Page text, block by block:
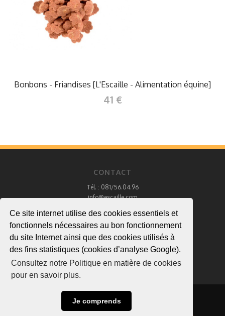
Ce site internet utilise des cookies essentiels et
fonctionnels nécessaires au bon fonctionnement
du site Internet ainsi que des cookies utilisés à
des fins statistiques (cookies d’analyse Google).
Consultez notre Politique en matière de cookies
pour en savoir plus.
Je comprends
Bonbons - Friandises [L'Escaille - Alimentation équine]
41 €
CONTACT
Tél. : 081/56.04.96
info@escaille.com
a>
Site internet réalisé par